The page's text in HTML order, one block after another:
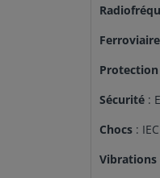
Ferroviaire
Sécurité :
Chocs :
Vibrations